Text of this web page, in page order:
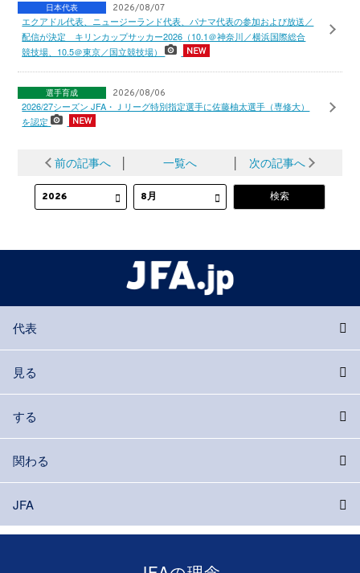
日本代表 2026/08/07
エクアドル代表、ニュージーランド代表、パナマ代表の参加および放送／
配信が決定 キリンカップサッカー2026（10.1＠神奈川／横浜国際総合
競技場、10.5＠東京／国立競技場）
選手育成 2026/08/06
2026/27シーズン JFA・Ｊリーグ特別指定選手に佐藤柚太選手（専修大）
を認定
前の記事へ │ 一覧へ │ 次の記事へ
代表
見る
する
関わる
JFA